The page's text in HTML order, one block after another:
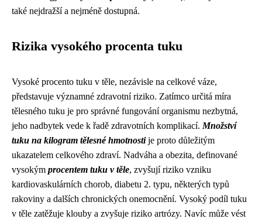
také nejdražší a nejméně dostupná.
Rizika vysokého procenta tuku
Vysoké procento tuku v těle, nezávisle na celkové váze,
představuje významné zdravotní riziko. Zatímco určitá míra
tělesného tuku je pro správné fungování organismu nezbytná,
jeho nadbytek vede k řadě zdravotních komplikací. Množství
tuku na kilogram tělesné hmotnostije proto důležitým
ukazatelem celkového zdraví. Nadváha a obezita, definované
vysokým procentem tuku v těle, zvyšují riziko vzniku
kardiovaskulárních chorob, diabetu 2. typu, některých typů
rakoviny a dalších chronických onemocnění. Vysoký podíl tuku
v těle zatěžuje klouby a zvyšuje riziko artrózy. Navíc může vést